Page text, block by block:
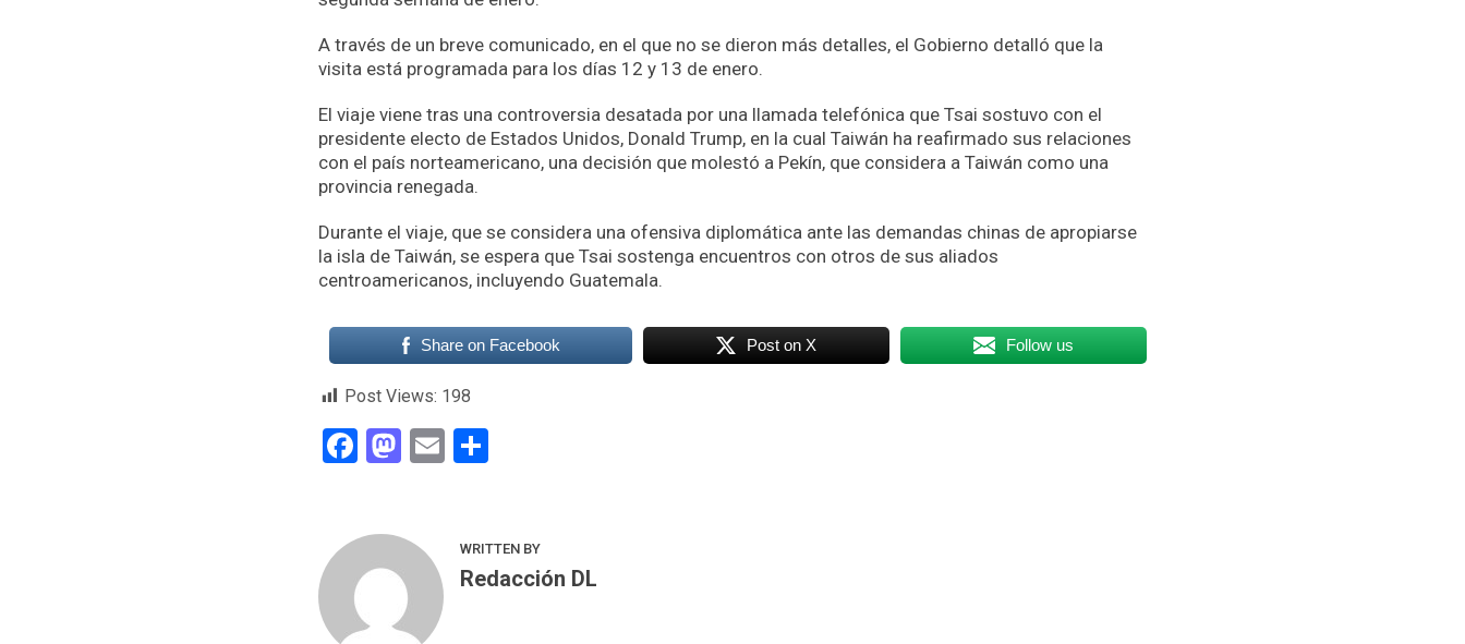
A través de un breve comunicado, en el que no se dieron más detalles, el Gobierno detalló que la
visita está programada para los días 12 y 13 de enero.
El viaje viene tras una controversia desatada por una llamada telefónica que Tsai sostuvo con el
presidente electo de Estados Unidos, Donald Trump, en la cual Taiwán ha reafirmado sus relaciones
con el país norteamericano, una decisión que molestó a Pekín, que considera a Taiwán como una
provincia renegada.
Durante el viaje, que se considera una ofensiva diplomática ante las demandas chinas de apropiarse
la isla de Taiwán, se espera que Tsai sostenga encuentros con otros de sus aliados
centroamericanos, incluyendo Guatemala.
Share on Facebook Post on X Follow us
Post Views: 198
Facebook
Mastodon
Email
WRITTEN BY
Redacción DL